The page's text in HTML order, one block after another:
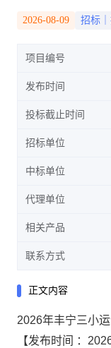
2026-08-09 招标
项目编号
发布时间
投标截止时间
招标单位
中标单位
代理单位
相关产品
联系方式
正文内容
2026年丰宁三小
【发布时间 ：